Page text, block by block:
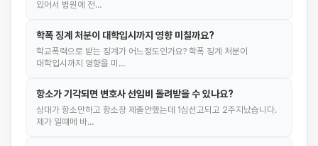
있어서 법원에 전…
학폭 징계 처분이 대학입시까지 영향 미칠까요?
학교폭력으로 받는 징계가 어느정도인가요? 학폭 징계 처분이
대학입시까지 영향을 미…
항소가 기각되면 변호사 선임비 돌려받을 수 있나요?
상대가 항소만하고 항소장 제출안했는데 1심선고되고 2주지났습니다.
제가 일떄메 바…